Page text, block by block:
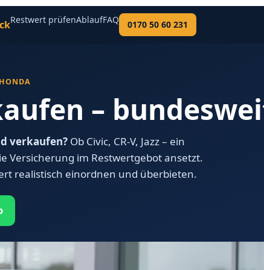
Restwert prüfenAblaufFAQ 0170 50 60 231
–
verkaufen? Ob Civic, CR-V, Jazz – ein
Versicherung im Restwertgebot ansetzt.
realistisch einordnen und überbieten.